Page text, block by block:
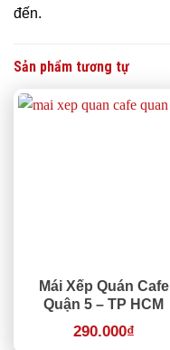
đến.
Sản phẩm tương tự
Mái Xếp Quán Cafe
Quận 5 – TP HCM
290.000₫